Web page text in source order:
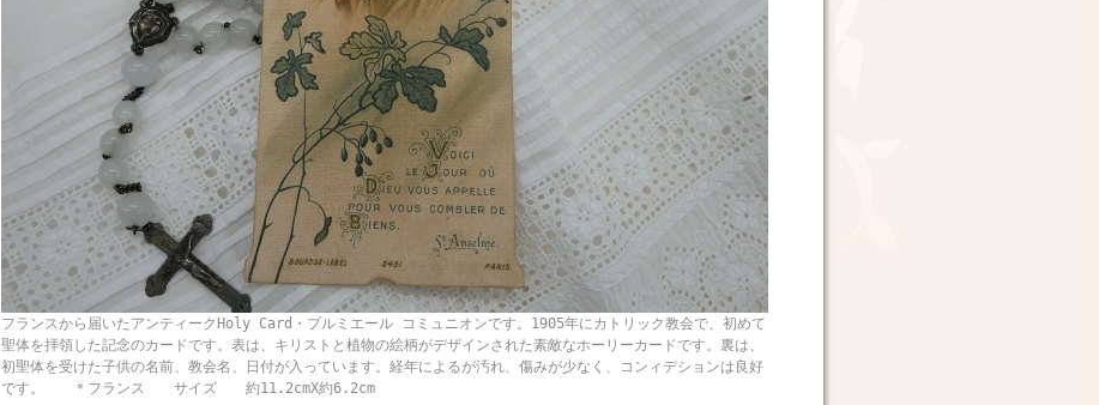
フランスから届いたアンティークHoly Card・プルミエール コミュニオンです。1905年にカトリック教会で、初めて
聖体を拝領した記念のカードです。表は、キリストと植物の絵柄がデザインされた素敵なホーリーカードです。裏は、
初聖体を受けた子供の名前、教会名、日付が入っています。経年によるが汚れ、傷みが少なく、コンィデションは良好
です。 ＊フランス サイズ 約11.2cmX約6.2cm